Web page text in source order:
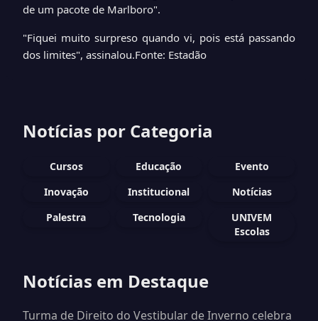
de um pacote de Marlboro".
"Fiquei muito surpreso quando vi, pois está passando
dos limites", assinalou.Fonte: Estadão
Notícias por Categoria
Cursos Educação
Evento
Inovação
Institucional
Notícias
Palestra
Tecnologia
UNIVEM
Escolas
Notícias em Destaque
Turma de Direito do Vestibular de Inverno celebra